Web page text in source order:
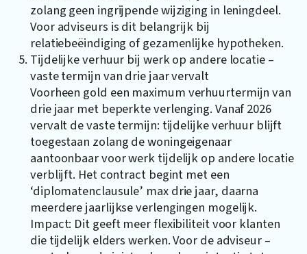
zolang geen ingrijpende wijziging in leningdeel.
Voor adviseurs is dit belangrijk bij
relatiebeëindiging of gezamenlijke hypotheken.
Tijdelijke verhuur bij werk op andere locatie –
vaste termijn van drie jaar vervalt
Voorheen gold een maximum verhuurtermijn van
drie jaar met beperkte verlenging. Vanaf 2026
vervalt de vaste termijn: tijdelijke verhuur blijft
toegestaan zolang de woningeigenaar
aantoonbaar voor werk tijdelijk op andere locatie
verblijft. Het contract begint met een
‘diplomatenclausule’ max drie jaar, daarna
meerdere jaarlijkse verlengingen mogelijk.
Impact: Dit geeft meer flexibiliteit voor klanten
die tijdelijk elders werken. Voor de adviseur ­–